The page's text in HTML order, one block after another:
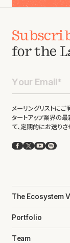
for the
メーリングリストに
タートアップ業界の
て、定期的にお送りさ
Facebook
X YouTube
Spotify
The Ecosystem
Portfolio
Team